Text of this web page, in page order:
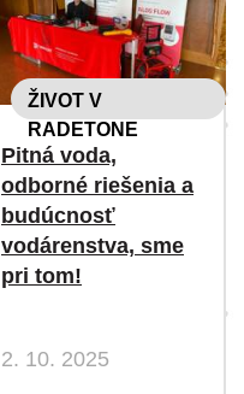
ŽIVOT V
RADETONE
Pitná voda,
odborné riešenia a
budúcnosť
vodárenstva, sme
pri tom!
2. 10. 2025